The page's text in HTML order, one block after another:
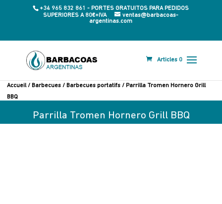
+34 965 832 861 - PORTES GRATUITOS PARA PEDIDOS
SUPERIORES A 80€+IVA
ventas@barbacoas-
argentinas.com
Articles 0
Accueil/ Barbecues / Barbecues portatifs / Parrilla Tromen Hornero Grill
BBQ
Parrilla Tromen Hornero Grill BBQ